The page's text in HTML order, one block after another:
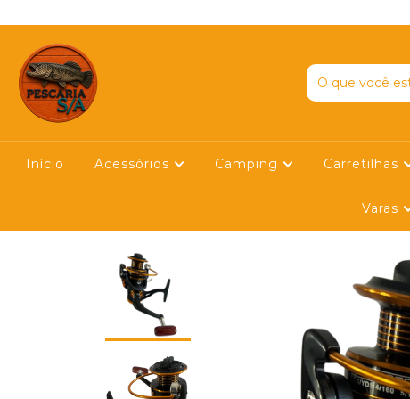
Início Acessórios Camping Carretilhas
Varas